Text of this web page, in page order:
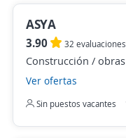
ASYA
3.90 32 evaluaciones
Construcción / obras
Ver ofertas
Sin puestos vacantes